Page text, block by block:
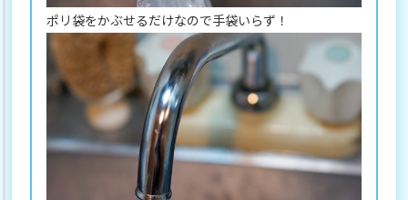
ポリ袋をかぶせるだけなので手袋いらず！